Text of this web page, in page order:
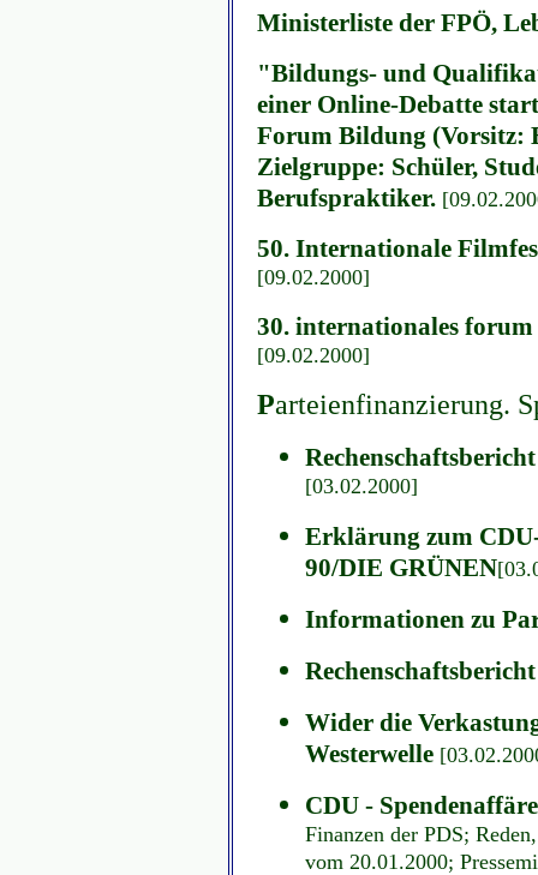
Ministerliste der FPÖ,
"Bildungs- und
einer Online-Debatte
Forum Bildung (Vorsitz:
Zielgruppe: Schüler,
Berufspraktiker.
50. Internationale
[09.02.2000]
30. internationales forum
[09.02.2000]
Parteienfinanzierung.
[03.02.2000]
Erklärung zum
90/DIE GRÜNEN
Informationen zu
Wider die
Westerwelle
CDU -
Finanzen der PDS;
vom 20.01.2000;